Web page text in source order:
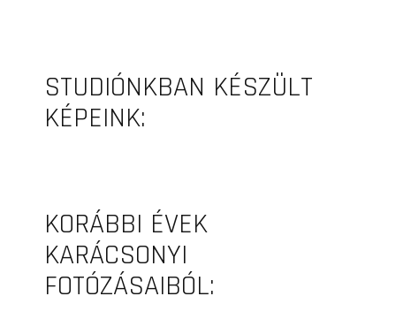
STUDIÓNKBAN KÉSZÜLT
KÉPEINK:
KORÁBBI ÉVEK
KARÁCSONYI
FOTÓZÁSAIBÓL: